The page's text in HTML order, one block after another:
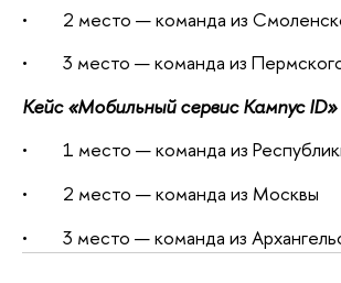
• 2 место — команда из
• 3 место — команда из
Кейс «Мобильный сервис Кампус
• 1 место — команда из
• 2 место — команда из Москвы
• 3 место — команда из